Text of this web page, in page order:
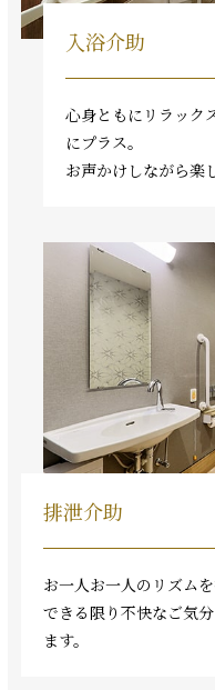
入浴介助
心身ともにリラック
にプラス。
お声かけしながら楽
排泄介助
お一人お一人のリズム
できる限り不快なご気
ます。